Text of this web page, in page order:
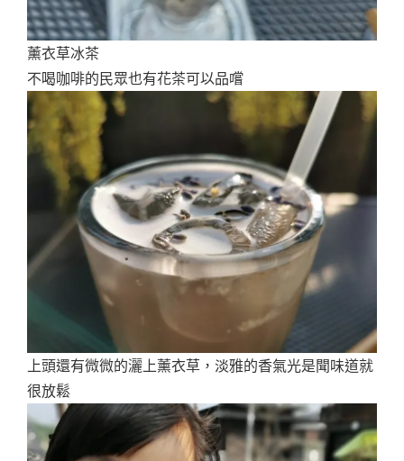
薰衣草冰茶
不喝咖啡的民眾也有花茶可以品嚐
上頭還有微微的灑上薰衣草，淡雅的香氣光是聞味道就
很放鬆